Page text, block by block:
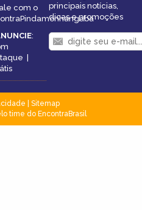
com o
:
|
principais notícias,
dicas e promoções
Sitemap
time do EncontraBrasil